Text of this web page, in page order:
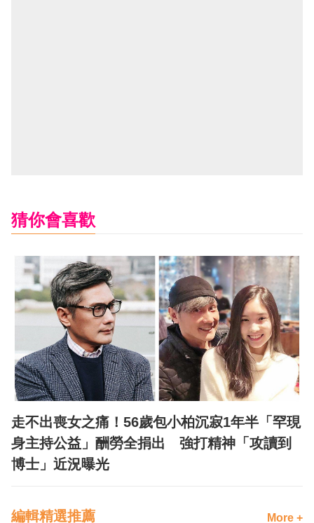
猜你會喜歡
走不出喪女之痛！56歲包小柏沉寂1年半「罕現
身主持公益」酬勞全捐出 強打精神「攻讀到
博士」近況曝光
編輯精選推薦 More +